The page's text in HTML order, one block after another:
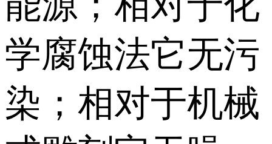
学腐蚀法它无污
染；相对于机械